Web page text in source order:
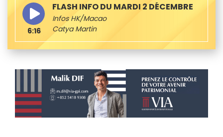
FLASH INFO DU MARDI 2 DÉCEMBRE
Infos HK/Macao
Catya Martin
6:16